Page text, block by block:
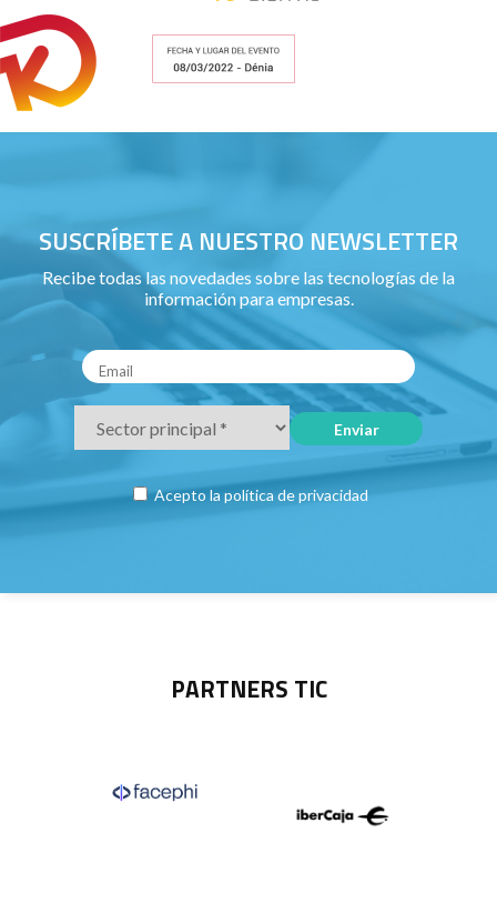
SUSCRÍBETE A NUESTRO NEWSLETTER
Recibe todas las novedades sobre las tecnologías de la
información para empresas.
Acepto la política de privacidad
PARTNERS TIC